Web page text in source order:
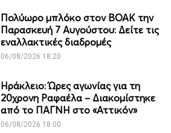
Πολύωρο μπλόκο στον ΒΟΑΚ την
Παρασκευή 7 Αυγούστου: Δείτε τις
εναλλακτικές διαδρομές
06/08/2026 18:20
Ηράκλειο: Ώρες αγωνίας για τη
20χρονη Ραφαέλα – Διακομίστηκε
από το ΠΑΓΝΗ στο «Αττικόν»
06/08/2026 18:00